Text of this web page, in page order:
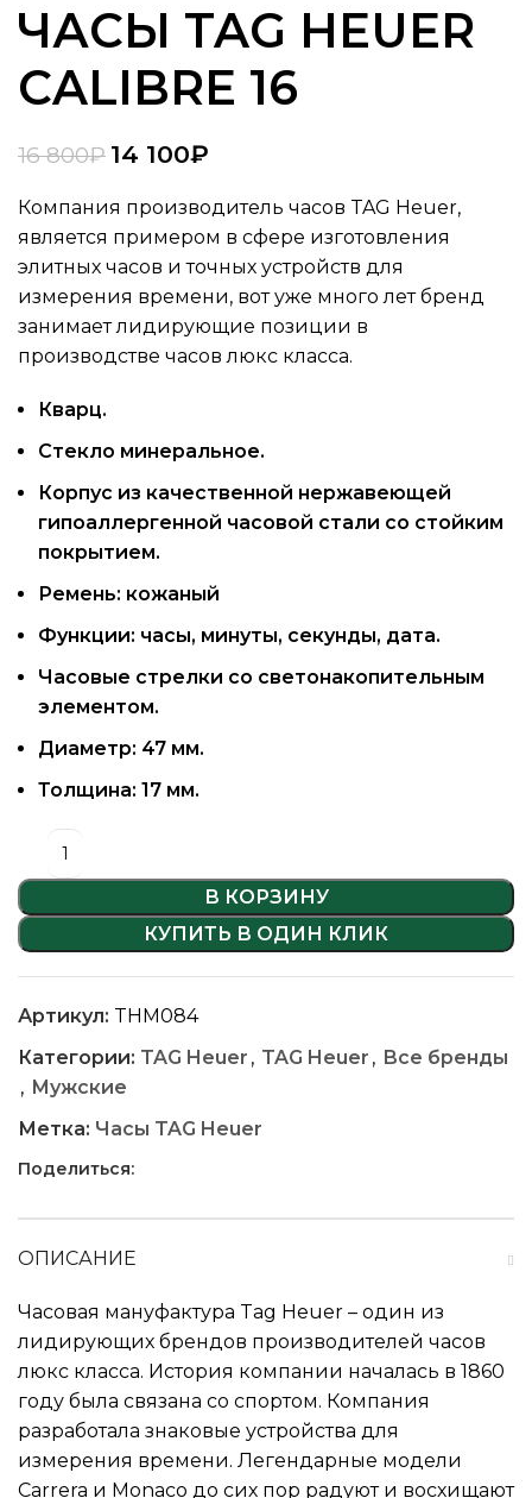
ЧАСЫ TAG HEUER
СALIBRE 16
16 800₽ 14 100₽
Компания производитель часов TAG Heuer,
является примером в сфере изготовления
элитных часов и точных устройств для
измерения времени, вот уже много лет бренд
занимает лидирующие позиции в
производстве часов люкс класса.
Кварц.
Стекло минеральное.
Корпус из качественной нержавеющей
гипоаллергенной часовой стали со стойким
покрытием.
Ремень: кожаный
Функции: часы, минуты, секунды, дата.
Часовые стрелки со светонакопительным
элементом.
Диаметр: 47 мм.
Толщина: 17 мм.
В КОРЗИНУ
КУПИТЬ В ОДИН КЛИК
Артикул: THM084
Категории: TAG Heuer , TAG Heuer , Все бренды
, Мужские
Метка: Часы TAG Heuer
Поделиться:
ОПИСАНИЕ
Часовая мануфактура Tag Heuer – один из
лидирующих брендов производителей часов
люкс класса. История компании началась в 1860
году была связана со спортом. Компания
разработала знаковые устройства для
измерения времени. Легендарные модели
Carrera и Monaco до сих пор радуют и восхищают